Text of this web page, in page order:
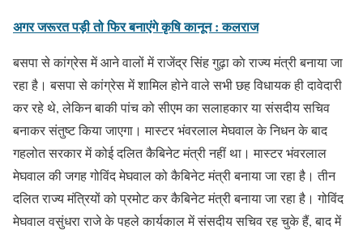
अगर जरूरत पड़ी तो फिर बनाएंगे कृषि कानून : कलराज
बसपा से कांग्रेस में आने वालों में राजेंद्र सिंह गुढ़ा काे राज्य मंत्री बनाया जा
रहा है। बसपा से कांग्रेस में शामिल होने वाले सभी छह विधायक ही दावेदारी
कर रहे थे, लेकिन बाकी पांच को सीएम का सलाहकार या संसदीय सचिव
बनाकर संतुष्ट किया जाएगा। मास्टर भंवरलाल मेघवाल के निधन के बाद
गहलोत सरकार में कोई दलित कैबिनेट मंत्री नहीं था। मास्टर भंवरलाल
मेघवाल की जगह गोविंद मेघवाल को कैबिनेट मंत्री बनाया जा रहा है। तीन
दलित राज्य मंत्रियों को प्रमोट कर कैबिनेट मंत्री बनाया जा रहा है। गोविंद
मेघवाल वसुंधरा राजे के पहले कार्यकाल में संसदीय सचिव रह चुके हैं, बाद में